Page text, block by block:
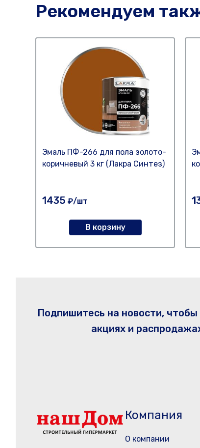
Рекомендуем
Эмаль ПФ-266 для пола золото-
коричневый 3 кг (Лакра Синтез)
1435 ₽/шт
В корзину
Подпишитесь на новости, чтобы
акциях и
Компания
О компании